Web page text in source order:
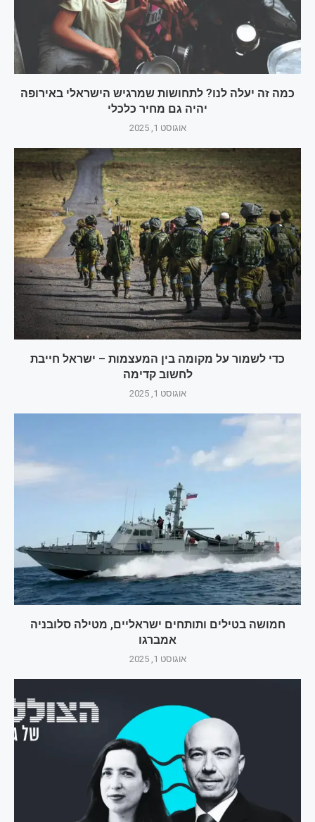
כמה זה יעלה לנו? לתחושות שמרגיש הישראלי באירופה
יהיה גם מחיר כלכלי
אוגוסט 1, 2025
כדי לשמור על מקומה בין המעצמות – ישראל חייבת
לחשוב קדימה
אוגוסט 1, 2025
חמושה בטילים ותותחים ישראליים, מטילה סלובניה
אמברגו
אוגוסט 1, 2025